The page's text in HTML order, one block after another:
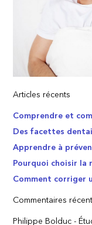
Articles récents
Comprendre et
Des facettes
Apprendre à
Pourquoi choisir la
Comment corriger
Commentaires récent
Philippe Bolduc -